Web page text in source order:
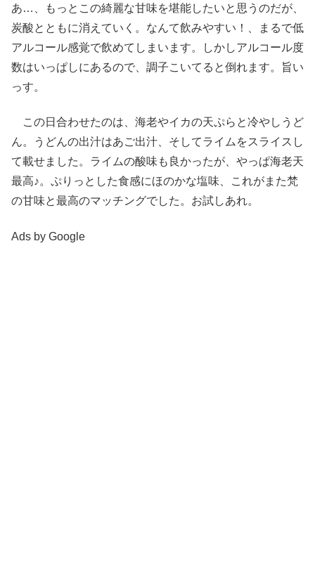
あ…、もっとこの綺麗な甘味を堪能したいと思うのだが、
炭酸とともに消えていく。なんて飲みやすい！、まるで低
アルコール感覚で飲めてしまいます。しかしアルコール度
数はいっぱしにあるので、調子こいてると倒れます。旨い
っす。
この日合わせたのは、海老やイカの天ぷらと冷やしうど
ん。うどんの出汁はあご出汁、そしてライムをスライスし
て載せました。ライムの酸味も良かったが、やっぱ海老天
最高♪。ぷりっとした食感にほのかな塩味、これがまた梵
の甘味と最高のマッチングでした。お試しあれ。
Ads by Google